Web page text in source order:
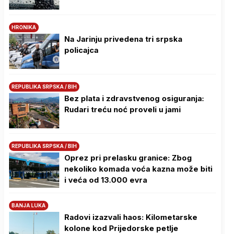
HRONIKA
Na Јarinju privedena tri srpska
policajca
REPUBLIKA SRPSKA / BIH
Bez plata i zdravstvenog osiguranja:
Rudari treću noć proveli u jami
REPUBLIKA SRPSKA / BIH
Oprez pri prelasku granice: Zbog
nekoliko komada voća kazna može biti
i veća od 13.000 evra
BANJA LUKA
Radovi izazvali haos: Kilometarske
kolone kod Prijedorske petlje